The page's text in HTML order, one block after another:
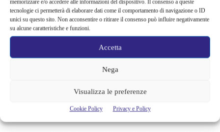
memorizzare e/o accedere alle informazioni del dispositivo. Il consenso a queste
tecnologie ci permetterà di elaborare dati come il comportamento di navigazione o ID
unici su questo sito. Non acconsentire o ritirare il consenso può influire negativamente
su alcune caratteristiche e funzioni.
Accetta
Nega
Visualizza le preferenze
Cookie Policy Privacy e Policy